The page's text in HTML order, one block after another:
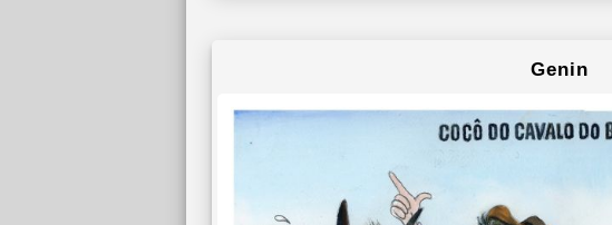
Genin